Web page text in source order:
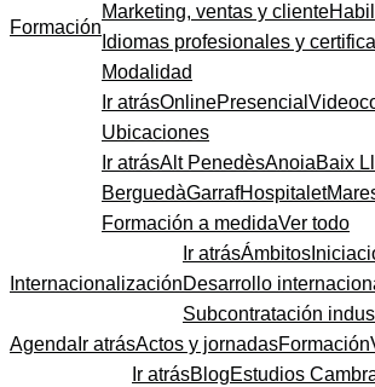
Formación
Marketing, ventas y cliente
Idiomas profesionales y
Modalidad
Ir atrásOnlinePresencial
Ubicaciones
Ir atrásAlt PenedèsAnoiaBaix
BerguedàGarrafHospitalet
Formación a medidaVer todo
Internacionalización
Ir atrásÁmbitos
Desarrollo
Subcontratación
Agenda Ir atrásActos y jornadasFormación
Ir atrásBlogEstudios